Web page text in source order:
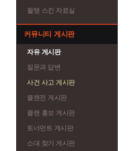
월탱 스킨 자료실
커뮤니티 게시판
자유 게시판
질문과 답변
사건 사고 게시판
클랜전 게시판
클랜 홍보 게시판
토너먼트 게시판
소대 찾기 게시판